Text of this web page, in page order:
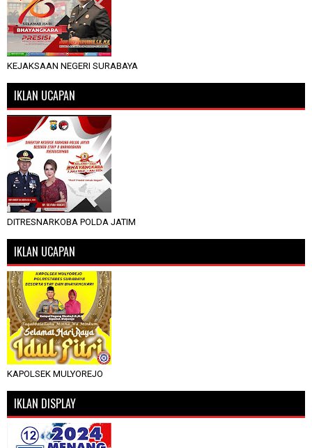
KEJAKSAAN NEGERI SURABAYA
IKLAN UCAPAN
DITRESNARKOBA POLDA JATIM
IKLAN UCAPAN
KAPOLSEK MULYOREJO
IKLAN DISPLAY